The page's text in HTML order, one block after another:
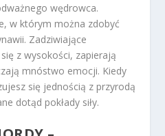
wędrowca.
w którym można zdobyć
Zadziwiające
z wysokości, zapierają
mnóstwo emocji. Kiedy
się jednością z przyrodą
dotąd pokłady siły.